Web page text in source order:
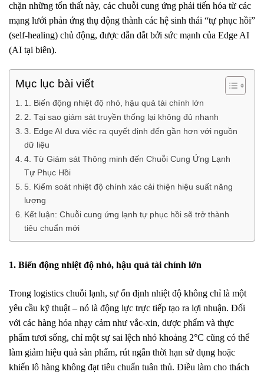
chặn những tổn thất này, các chuỗi cung ứng phải tiến hóa từ các
mạng lưới phản ứng thụ động thành các hệ sinh thái “tự phục hồi”
(self-healing) chủ động, được dẫn dắt bởi sức mạnh của Edge AI
(AI tại biên).
Mục lục bài viết
1. Biến động nhiệt độ nhỏ, hậu quả tài chính lớn
2. Tại sao giám sát truyền thống lại không đủ nhanh
3. Edge AI đưa việc ra quyết định đến gần hơn với nguồn
dữ liệu
4. Từ Giám sát Thông minh đến Chuỗi Cung Ứng Lạnh
Tự Phục Hồi
5. Kiểm soát nhiệt độ chính xác cải thiện hiệu suất năng
lượng
Kết luận: Chuỗi cung ứng lạnh tự phục hồi sẽ trở thành
tiêu chuẩn mới
1. Biến động nhiệt độ nhỏ, hậu quả tài chính lớn
Trong logistics chuỗi lạnh, sự ổn định nhiệt độ không chỉ là một
yêu cầu kỹ thuật – nó là động lực trực tiếp tạo ra lợi nhuận. Đối
với các hàng hóa nhạy cảm như vắc-xin, dược phẩm và thực
phẩm tươi sống, chỉ một sự sai lệch nhỏ khoảng 2°C cũng có thể
làm giảm hiệu quả sản phẩm, rút ngắn thời hạn sử dụng hoặc
khiến lô hàng không đạt tiêu chuẩn tuân thủ. Điều làm cho thách